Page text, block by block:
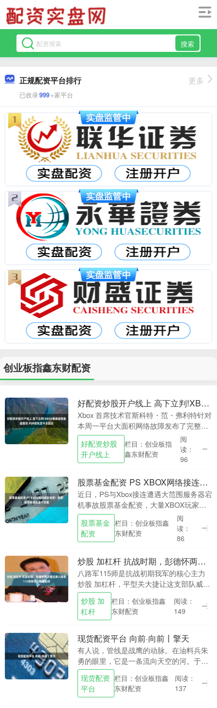
搜索
正规配资平台排行
已收录999+家平台
更多
创业板指鑫东财配资
好配资炒股开户线上 高下立判!XBOX瘫痪诚恳复盘整改 PSN宕机至今无回应
Xbox 首席技术官斯科特・范・弗利特针对
本周一平台大面积网络故障发布了完整公
开说明，详细复盘故障成因、修复流程与
后续整改方案，这份公开处置方式收获大
量玩家好评....
好配资炒股
开户线上
栏目：创业板指
鑫东财配资
阅
读：
96
股票基金配资 PS XBOX网络接连崩溃！玩家：数字版游戏是个灾难
近日，PS与Xbox接连遭遇大范围服务器宕
机事故股票基金配资，大量XBOX玩家遭
遇登录报错、游戏库加载异常问题。 此事
再度引发玩家对于数字游戏所有权的讨
论。不少....
股票基金
配资
栏目：创业板指鑫
东财配资
阅
读：
86
炒股 加杠杆 抗战时期，彭德怀两次提议换八路军115师师长，结果如何
八路军115师是抗战初期我军的核心主力
炒股 加杠杆，平型关大捷让这支部队威名
赫赫。抗战期间，彭德怀曾两次向中央提
议更换115师代理师长，两次结果不尽相
同，背后却....
炒股 加
杠杆
栏目：创业板指鑫
东财配资
阅读：
149
现货配资平台 向前·向前丨擎天
有人说，管线是战鹰的动脉。在油料兵朱
勇的眼里，它是一条流向天空的河。于都
河水滋养他长大。如今，他用守护的油
料，滋养着一架架战鹰。每一滴油，都连
接着战场，延伸着航....
现货配资
平台
栏目：创业板指鑫
东财配资
阅读：
137